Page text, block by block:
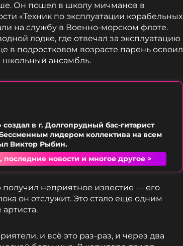
Он пошел в школу мичманов в
«Техник по эксплуатации корабельных
на службу в Военно-морском флоте.
лодке, где отвечал за эксплуатацию
в подростковом возрасте парень освоил
школьный ансамбль.
в г. Долгопрудный бас-гитарист
лидером коллектива на всем
Виктор Рыбин.
последние новости и многое другое >
неприятное известие — его
он отслужит. Это стало еще одним
и всё это раз-раз, и через два